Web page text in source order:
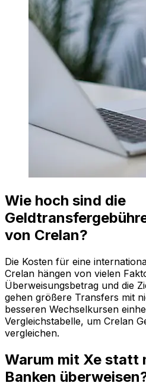
Wie hoch sind die
von Crelan?
Die Kosten für eine
Crelan hängen von vielen
Überweisungsbetrag und die
gehen größere Transfers mit
besseren Wechselkursen
Vergleichstabelle, um Crelan
vergleichen.
Warum mit Xe statt
Banken